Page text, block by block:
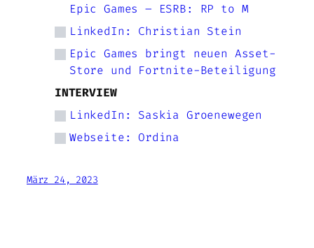
Epic Games – ESRB: RP to M
LinkedIn: Christian Stein
Epic Games bringt neuen Asset-
Store und Fortnite-Beteiligung
INTERVIEW
LinkedIn: Saskia Groenewegen
Webseite: Ordina
März 24, 2023